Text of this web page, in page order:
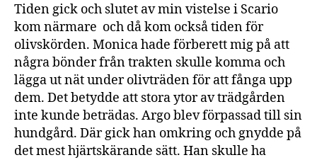
Tiden gick och slutet av min vistelse i Scario
kom närmare och då kom också tiden för
olivskörden. Monica hade förberett mig på att
några bönder från trakten skulle komma och
lägga ut nät under olivträden för att fånga upp
dem. Det betydde att stora ytor av trädgården
inte kunde beträdas. Argo blev förpassad till sin
hundgård. Där gick han omkring och gnydde på
det mest hjärtskärande sätt. Han skulle ha